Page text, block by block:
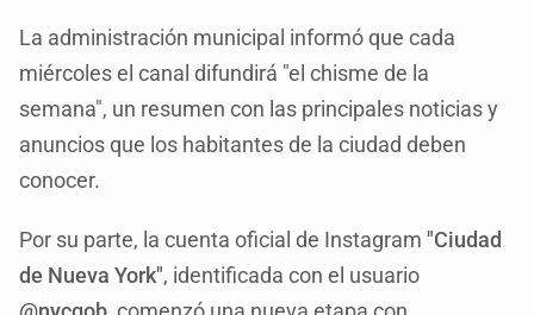
La administración municipal informó que cada
miércoles el canal difundirá "el chisme de la
semana", un resumen con las principales noticias y
anuncios que los habitantes de la ciudad deben
conocer.
Por su parte, la cuenta oficial de Instagram"Ciudad
de Nueva York", identificada con el usuario